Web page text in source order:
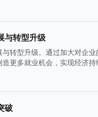
与转型升级
转型升级。通过加大对企
更多就业机会，实现经济持
破